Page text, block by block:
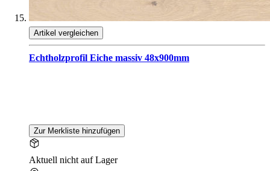
Artikel vergleichen
Echtholzprofil Eiche massiv 48x900mm
Zur Merkliste hinzufügen
Aktuell nicht auf Lager